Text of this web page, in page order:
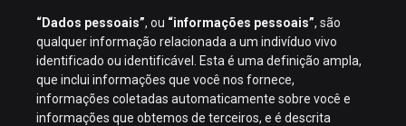
“Dados pessoais”, ou “informações pessoais”, são
qualquer informação relacionada a um indivíduo vivo
identificado ou identificável. Esta é uma definição ampla,
que inclui informações que você nos fornece,
informações coletadas automaticamente sobre você e
informações que obtemos de terceiros, e é descrita